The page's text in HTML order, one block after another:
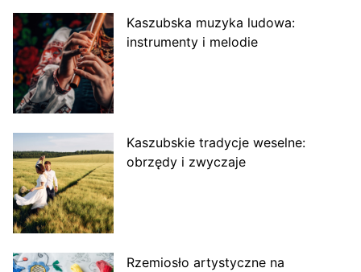
Kaszubska muzyka ludowa:
instrumenty i melodie
Kaszubskie tradycje weselne:
obrzędy i zwyczaje
Rzemiosło artystyczne na